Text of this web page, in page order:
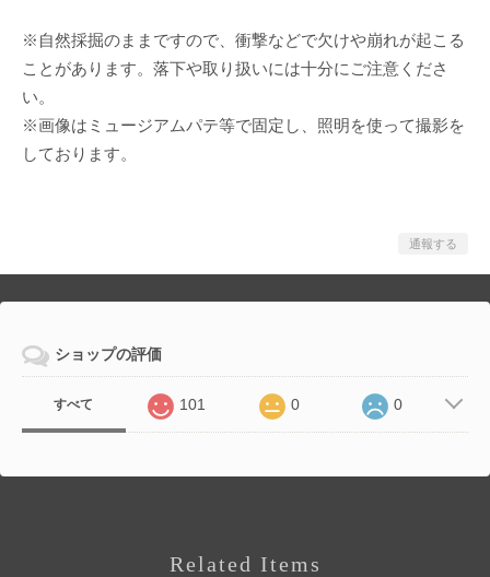
※自然採掘のままですので、衝撃などで欠けや崩れが起こる
ことがあります。落下や取り扱いには十分にご注意くださ
い。
※画像はミュージアムパテ等で固定し、照明を使って撮影を
しております。
通報する
ショップの評価
すべて 101 0 0
Related Items